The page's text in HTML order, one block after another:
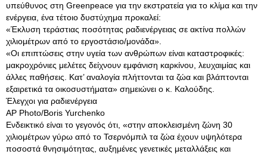
υπεύθυνος στη Greenpeace για την εκστρατεία για το κλίμα και την
ενέργεια, ένα τέτοιο δυστύχημα προκαλεί:
«Έκλυση τεράστιας ποσότητας ραδιενέργειας σε ακτίνα πολλών
χιλιομέτρων από το εργοστάσιο/μονάδα».
«Οι επιπτώσεις στην υγεία των ανθρώπων είναι καταστροφικές:
μακροχρόνιες μελέτες δείχνουν εμφάνιση καρκίνου, λευχαιμίας και
άλλες παθήσεις. Κατ’ αναλογία πλήττονται τα ζώα και βλάπτονται
εξαιρετικά τα οικοσυστήματα» σημειώνει ο κ. Καλούδης.
Έλεγχοι για ραδιενέργεια
AP Photo/Boris Yurchenko
Ενδεικτικό είναι το γεγονός ότι, «στην αποκλεισμένη ζώνη 30
χιλιομέτρων γύρω από το Τσερνόμπιλ τα ζώα έχουν υψηλότερα
ποσοστά θνησιμότητας, αυξημένες γενετικές μεταλλάξεις και